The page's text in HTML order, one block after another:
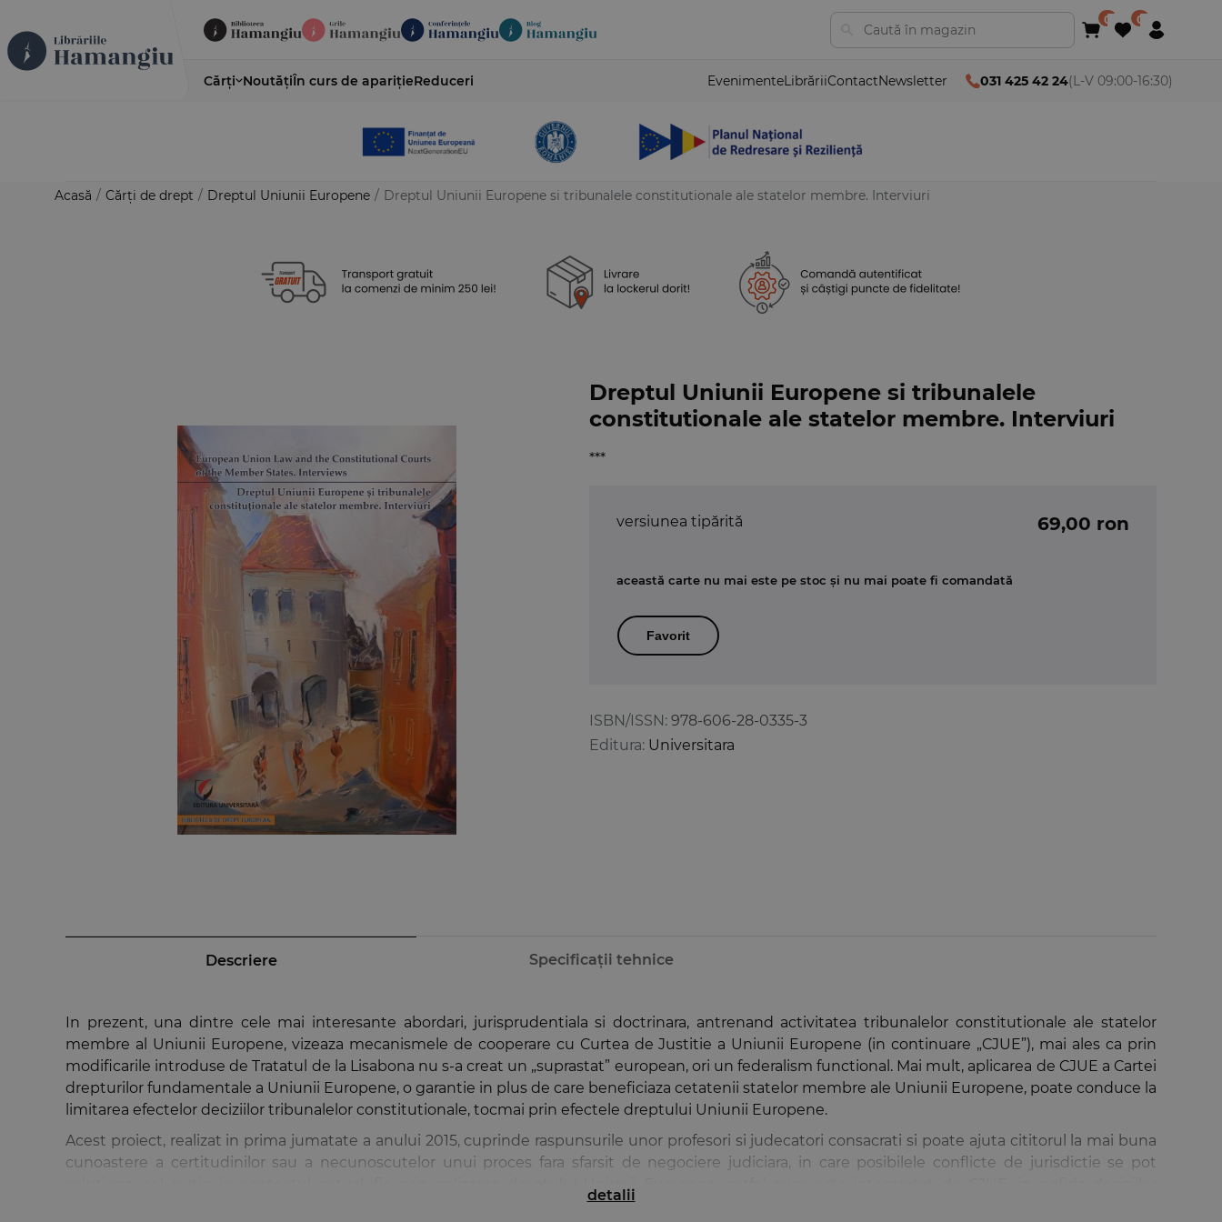
Cărți NoutățiÎn curs de aparițieReduceri EvenimenteLibrăriiContactNewsletter 031 425 42 24(L-V 09:00-16:30)
Acasă / Cărți de drept / Dreptul Uniunii Europene / Dreptul Uniunii Europene si tribunalele constitutionale ale statelor membre. Interviuri
Dreptul Uniunii Europene si tribunalele
constitutionale ale statelor membre. Interviuri
***
ISBN/ISSN: 978-606-28-0335-3
Editura: Universitara
versiunea tipărită 69,00 ron
această carte nu mai este pe stoc și nu mai poate fi comandată
Favorit
Descriere Specificații tehnice
In prezent, una dintre cele mai interesante abordari, jurisprudentiala si doctrinara, antrenand activitatea tribunalelor constitutionale ale statelor
membre al Uniunii Europene, vizeaza mecanismele de cooperare cu Curtea de Justitie a Uniunii Europene (in continuare „CJUE”), mai ales ca prin
modificarile introduse de Tratatul de la Lisabona nu s-a creat un „suprastat” european, ori un federalism functional. Mai mult, aplicarea de CJUE a Cartei
drepturilor fundamentale a Uniunii Europene, o garantie in plus de care beneficiaza cetatenii statelor membre ale Uniunii Europene, poate conduce la
limitarea efectelor deciziilor tribunalelor constitutionale, tocmai prin efectele dreptului Uniunii Europene.
Acest proiect, realizat in prima jumatate a anului 2015, cuprinde raspunsurile unor profesori si judecatori consacrati si poate ajuta cititorul la mai buna
cunoastere a certitudinilor sau a necunoscutelor unui proces fara sfarsit de negociere judiciara, in care posibilele conflicte de jurisdictie se pot
solutiona, cel putin in contextul actual, fie prin aplicarea dreptului Uniunii Europene, astfel cum este interpretat de CJUE, in pofida deciziilor
tribunalelor constitutionale, fie printr-un dialog judiciar mult mai intens intre instantele constitutionale si CJUE, in care trimiterile preliminare vor juca
detalii